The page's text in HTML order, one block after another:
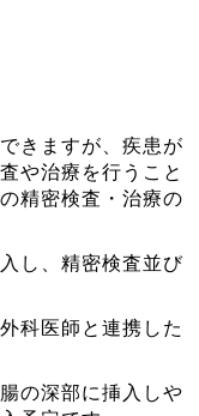
きますが、疾患が
や治療を行うこと
精密検査・治療の
し、精密検査並び
科医師と連携した
の深部に挿入しや